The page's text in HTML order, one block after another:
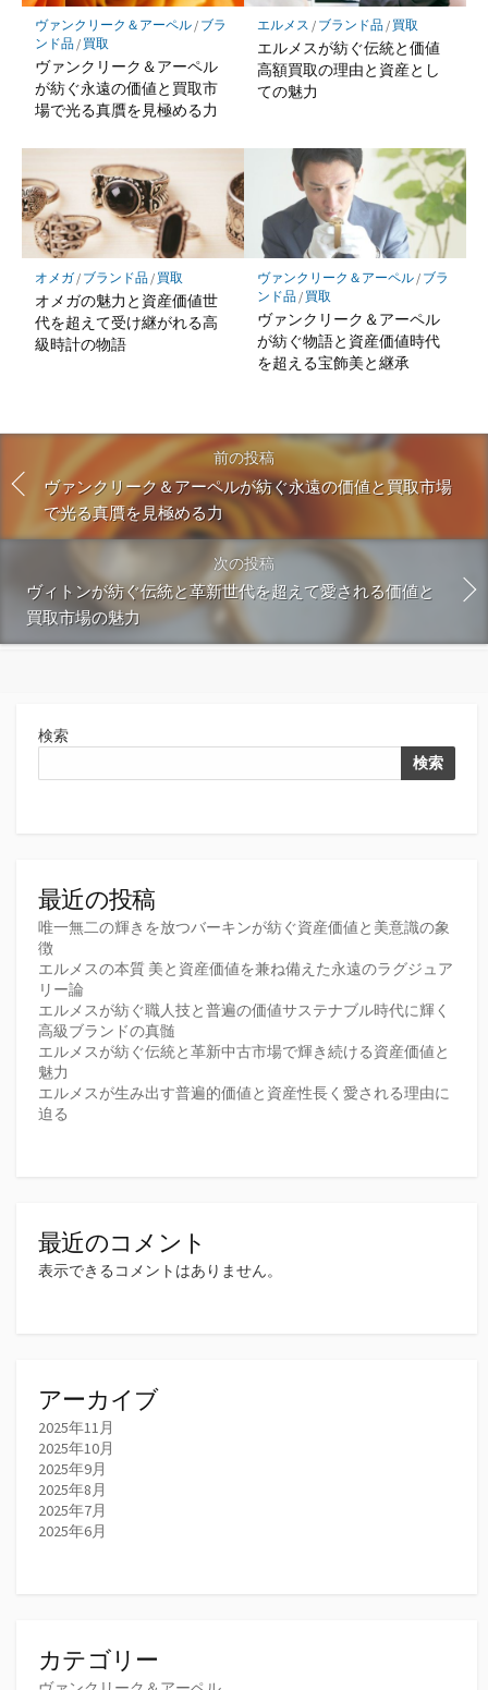
ヴァンクリーク＆アーペル/ ブラ
ンド品/ 買取
ヴァンクリーク＆アーペル
が紡ぐ永遠の価値と買取市
場で光る真贋を見極める力
エルメス / ブランド品/ 買取
エルメスが紡ぐ伝統と価値
高額買取の理由と資産とし
ての魅力
オメガ/ ブランド品/ 買取
オメガの魅力と資産価値世
代を超えて受け継がれる高
級時計の物語
ヴァンクリーク＆アーペル/ ブラ
ンド品/ 買取
ヴァンクリーク＆アーペル
が紡ぐ物語と資産価値時代
を超える宝飾美と継承
前の投稿
ヴァンクリーク＆アーペルが紡ぐ永遠の価値と買取市場
で光る真贋を見極める力
次の投稿
ヴィトンが紡ぐ伝統と革新世代を超えて愛される価値と
買取市場の魅力
検索
検索
最近の投稿
唯一無二の輝きを放つバーキンが紡ぐ資産価値と美意識の象
徴
エルメスの本質 美と資産価値を兼ね備えた永遠のラグジュア
リー論
エルメスが紡ぐ職人技と普遍の価値サステナブル時代に輝く
高級ブランドの真髄
エルメスが紡ぐ伝統と革新中古市場で輝き続ける資産価値と
魅力
エルメスが生み出す普遍的価値と資産性長く愛される理由に
迫る
最近のコメント
表示できるコメントはありません。
アーカイブ
2025年11月
2025年10月
2025年9月
2025年8月
2025年7月
2025年6月
カテゴリー